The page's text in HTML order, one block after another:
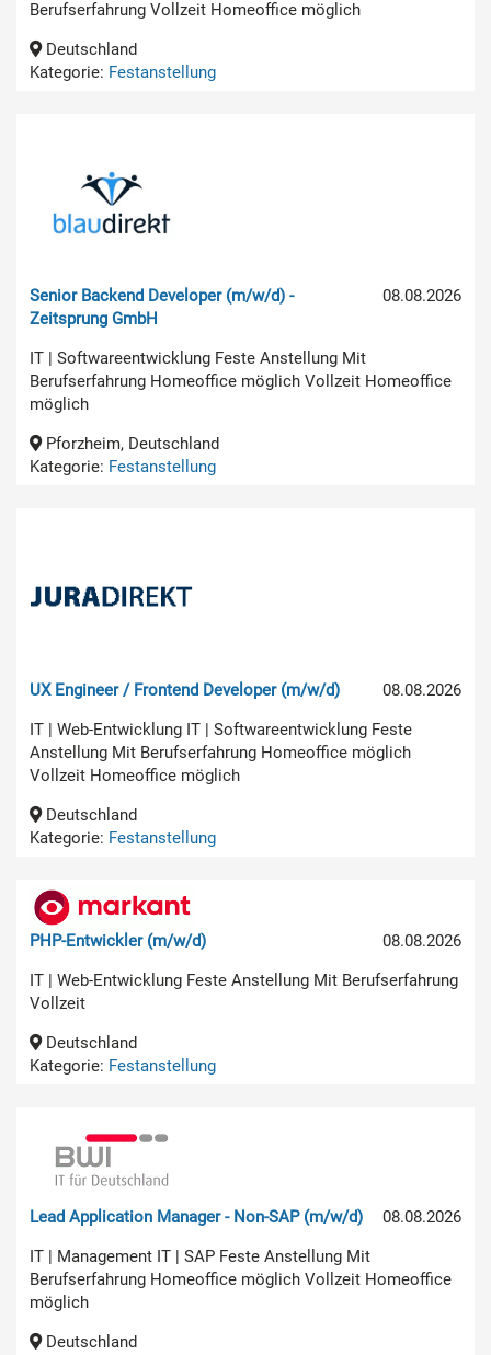
Berufserfahrung Vollzeit Homeoffice möglich
Deutschland
Kategorie: Festanstellung
08.08.2026
Senior Backend Developer (m/w/d) -
Zeitsprung GmbH
IT | Softwareentwicklung Feste Anstellung Mit
Berufserfahrung Homeoffice möglich Vollzeit Homeoffice
möglich
Pforzheim, Deutschland
Kategorie: Festanstellung
08.08.2026
UX Engineer / Frontend Developer (m/w/d)
IT | Web-Entwicklung IT | Softwareentwicklung Feste
Anstellung Mit Berufserfahrung Homeoffice möglich
Vollzeit Homeoffice möglich
Deutschland
Kategorie: Festanstellung
08.08.2026
PHP-Entwickler (m/w/d)
IT | Web-Entwicklung Feste Anstellung Mit Berufserfahrung
Vollzeit
Deutschland
Kategorie: Festanstellung
08.08.2026
Lead Application Manager - Non-SAP (m/w/d)
IT | Management IT | SAP Feste Anstellung Mit
Berufserfahrung Homeoffice möglich Vollzeit Homeoffice
möglich
Deutschland